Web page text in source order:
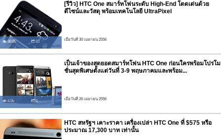
30.8k 83
[รีวิว] HTC One สมาร์ทโฟนระดับ High-End โดดเด่นด้วย
ดีไซน์และวัสดุ พร้อมเทคโนโลยี UltraPixel
เมื่อวันที่ 30 เมษายน 2556
4.0k 6
เป็นเจ้าของสุดยอดสมาร์ทโฟน HTC One ก่อนใครพร้อมโปรโม
ชั่นสุดพิเศษตั้งแต่วันที่ 3-9 พฤษภาคมและพร้อม...
เมื่อวันที่ 26 เมษายน 2556
HTC สหรัฐฯ เคาะราคา เครื่องเปล่า HTC One ที่ $575 หรือ
ประมาณ 17,300 บาท เท่านั้น